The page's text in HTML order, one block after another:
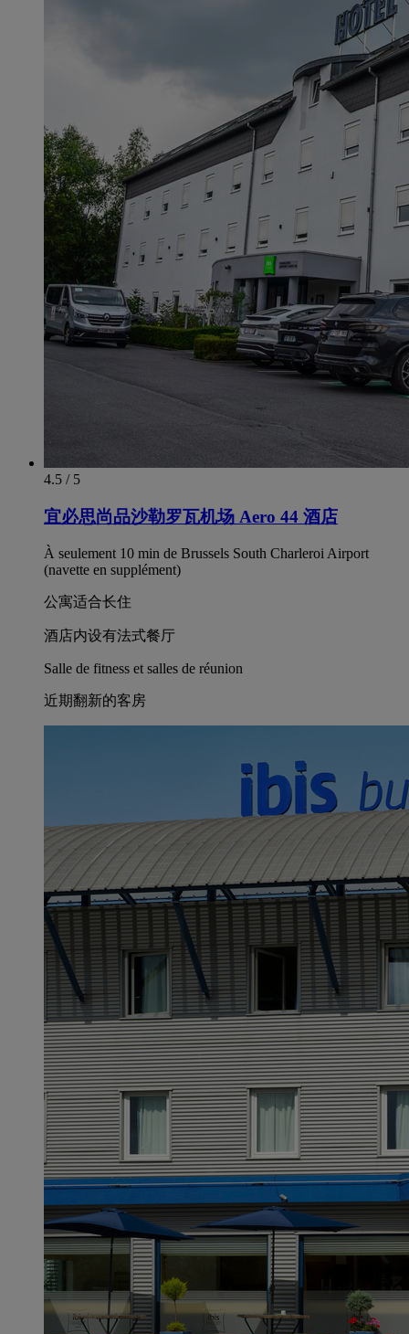
4.5 / 5
宜必思尚品沙勒罗瓦机场 Aero 44 酒店
À seulement 10 min de Brussels South Charleroi Airport
(navette en supplément)
公寓适合长住
酒店内设有法式餐厅
Salle de fitness et salles de réunion
近期翻新的客房